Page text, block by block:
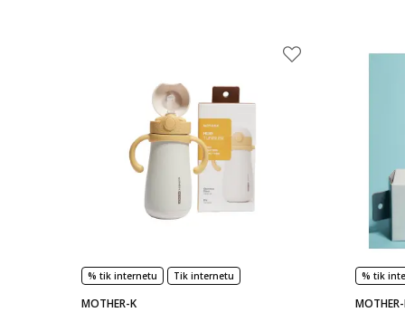
% tik internetu Tik internetu
MOTHER-K
% tik